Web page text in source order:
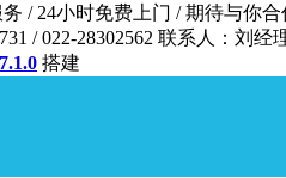
/ 24小时免费上门 / 期待与你合
/ 022-28302562 联系人：刘经
搭建